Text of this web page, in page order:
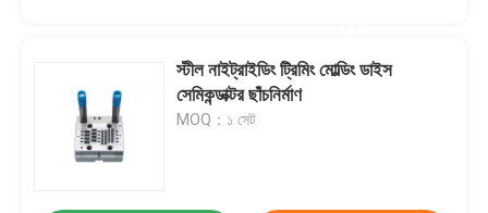
আইসি লিড ফ্রেম স্ট্যাম্পিং মোল্ড
স্টীল নাইট্রাইডিং ট্রিমিং মোল্ডিং ডাইস
সেমিকন্ডাক্টর ছাঁচনির্মাণ
MOQ：১ সেট